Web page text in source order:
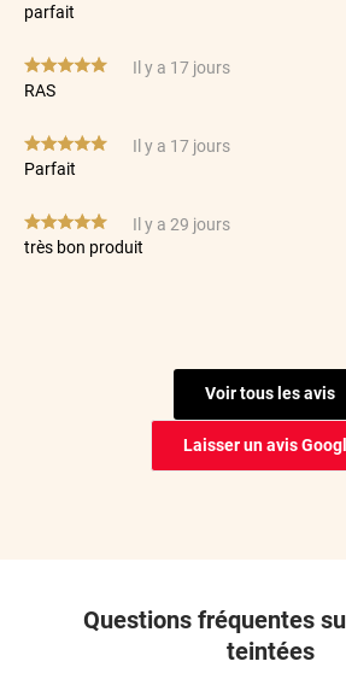
parfait
*****
RAS
Il y a 17 jours
*****
Parfait
Il y a 17 jours
*****
très bon produit
Il y a 29 jours
Filme de tres bonne qualité et coupe
Il y a 70 jours
J'ai acheté des films anti effraction pour
Il y a 93 jours
Voir tous les avis
Laisser un avis
Questions fréquentes
teintées